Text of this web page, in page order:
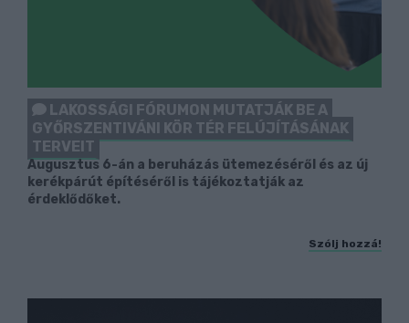
LAKOSSÁGI FÓRUMON MUTATJÁK BE A
GYŐRSZENTIVÁNI KÖR TÉR FELÚJÍTÁSÁNAK
TERVEIT
Augusztus 6-án a beruházás ütemezéséről és az új
kerékpárút építéséről is tájékoztatják az
érdeklődőket.
Szólj hozzá!